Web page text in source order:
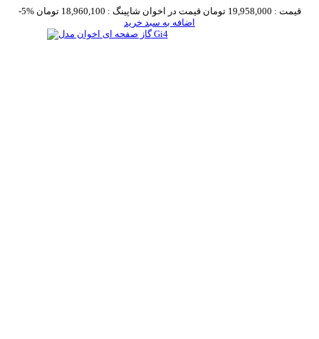
-5% قیمت : 19,958,000 تومان قیمت در اخوان شاپینگ : 18,960,100 تومان
اضافه به سبد خرید